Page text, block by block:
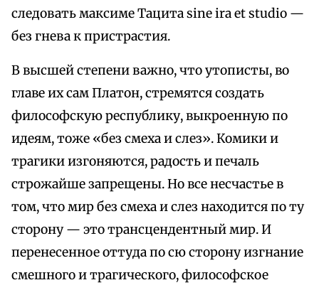
следовать максиме Тацита sine ira et studio —
без гнева к пристрастия.
В высшей степени важно, что утописты, во
главе их сам Платон, стремятся создать
философскую республику, выкроенную по
идеям, тоже «без смеха и слез». Комики и
трагики изгоняются, радость и печаль
строжайше запрещены. Но все несчастье в
том, что мир без смеха и слез находится по ту
сторону — это трансцендентный мир. И
перенесенное оттуда по сю сторону изгнание
смешного и трагического, философское